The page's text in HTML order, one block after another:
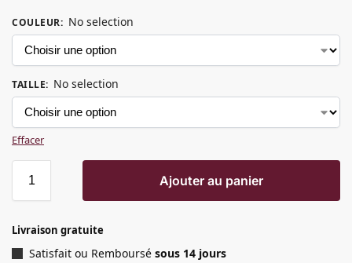
COULEUR: No selection
TAILLE: No selection
Effacer
Ajouter au panier
Livraison gratuite
Satisfait ou Remboursé sous 14 jours